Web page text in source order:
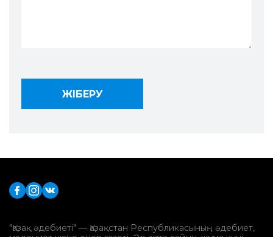
"Қазақ әдебиеті" — Қазақстан Республикасының әдебиет,